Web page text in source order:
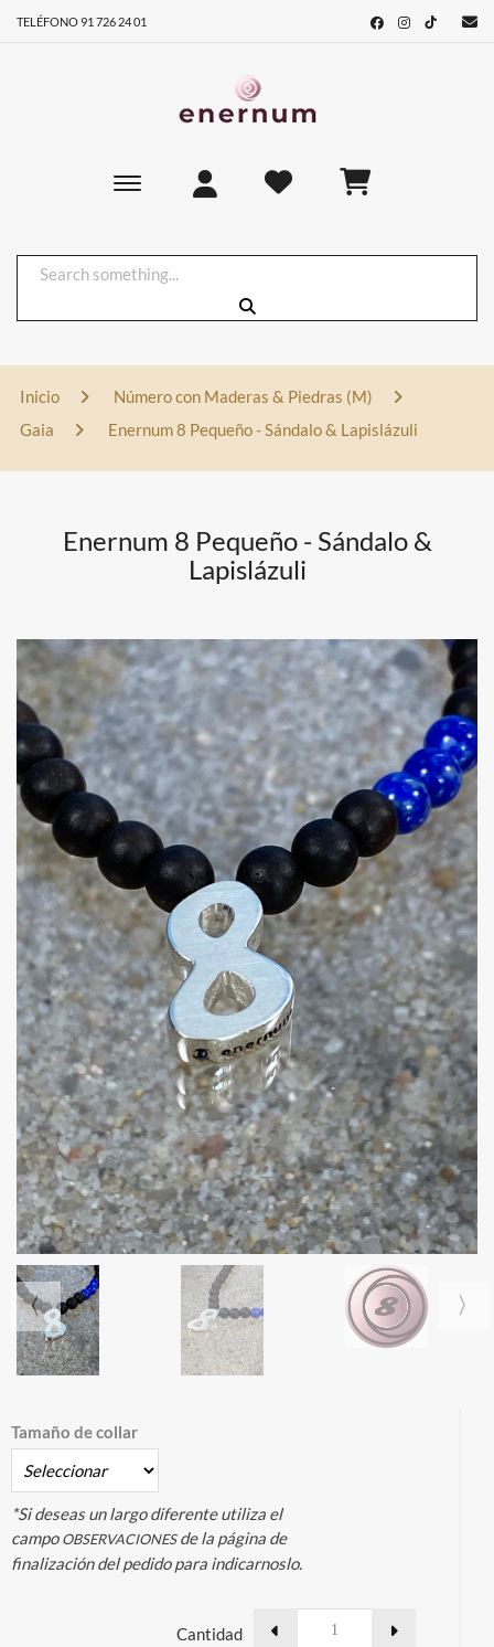
TELÉFONO 91 726 24 01
Toggle main navigation
Inicio
Número con Maderas & Piedras (M)
Gaia
Enernum 8 Pequeño - Sándalo & Lapislázuli
Enernum 8 Pequeño - Sándalo &
Lapislázuli
Tamaño de collar
*Si deseas un largo diferente utiliza el
campoOBSERVACIONESde la página de
finalización del pedido para indicarnoslo.
Cantidad